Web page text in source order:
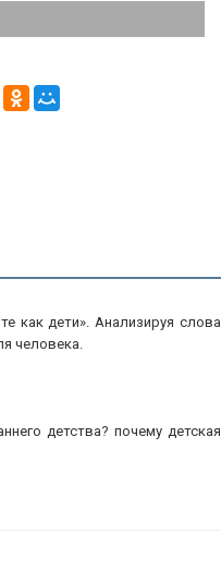
как дети». Анализируя слова
человека.
детства? почему детская